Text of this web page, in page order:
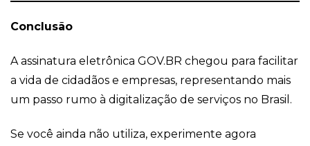
Conclusão
A assinatura eletrônica GOV.BR chegou para facilitar
a vida de cidadãos e empresas, representando mais
um passo rumo à digitalização de serviços no Brasil.
Se você ainda não utiliza, experimente agora